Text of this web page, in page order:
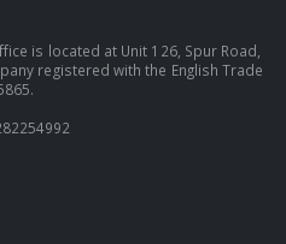
is located at Unit 126, Spur Road,
registered with the English Trade